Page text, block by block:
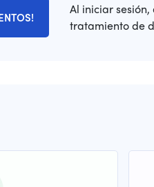
Al iniciar
tratamiento de